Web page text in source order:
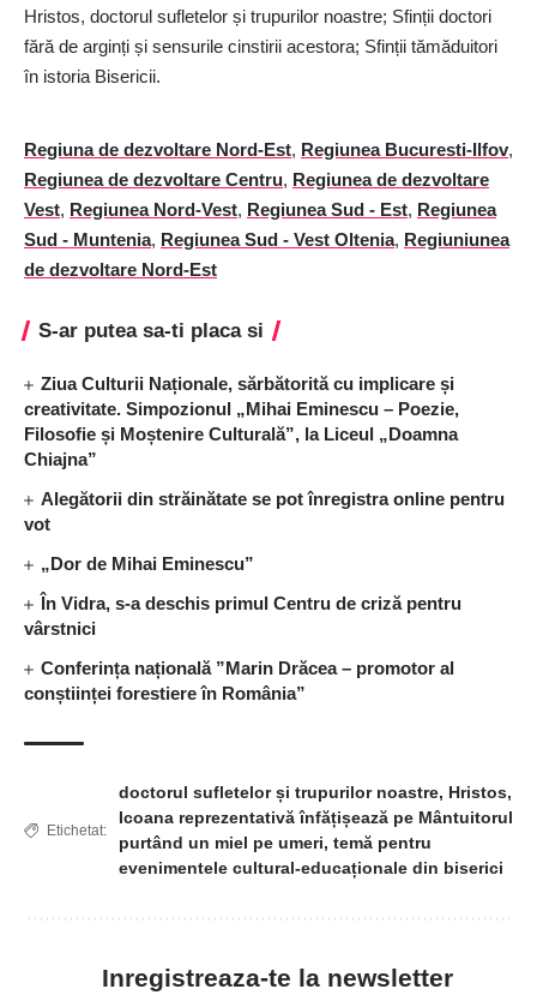
Hristos, doctorul sufletelor și trupurilor noastre; Sfinții doctori
fără de arginți și sensurile cinstirii acestora; Sfinții tămăduitori
în istoria Bisericii.
Regiuna de dezvoltare Nord-Est, Regiunea Bucuresti-Ilfov,
Regiunea de dezvoltare Centru, Regiunea de dezvoltare
Vest, Regiunea Nord-Vest, Regiunea Sud - Est, Regiunea
Sud - Muntenia, Regiunea Sud - Vest Oltenia, Regiuniunea
de dezvoltare Nord-Est
S-ar putea sa-ti placa si
Ziua Culturii Naționale, sărbătorită cu implicare și
creativitate. Simpozionul „Mihai Eminescu – Poezie,
Filosofie și Moștenire Culturală”, la Liceul „Doamna
Chiajna”
Alegătorii din străinătate se pot înregistra online pentru
vot
„Dor de Mihai Eminescu”
În Vidra, s-a deschis primul Centru de criză pentru
vârstnici
Conferința națională ”Marin Drăcea – promotor al
conștiinței forestiere în România”
Etichetat:
doctorul sufletelor și trupurilor noastre, Hristos,
Icoana reprezentativă înfățișează pe Mântuitorul
purtând un miel pe umeri, temă pentru
evenimentele cultural-educaționale din biserici
Inregistreaza-te la newsletter